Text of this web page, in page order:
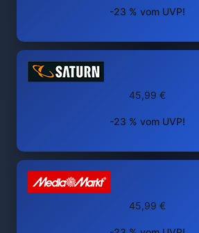
-23 % vom UVP!
45,99 €
-23 % vom UVP!
45,99 €